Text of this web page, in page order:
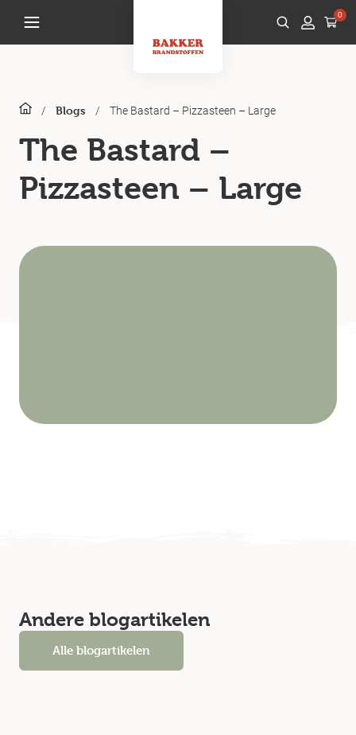
0
/ Blogs / The Bastard – Pizzasteen – Large
The Bastard –
Pizzasteen – Large
Andere blogartikelen
Alle blogartikelen